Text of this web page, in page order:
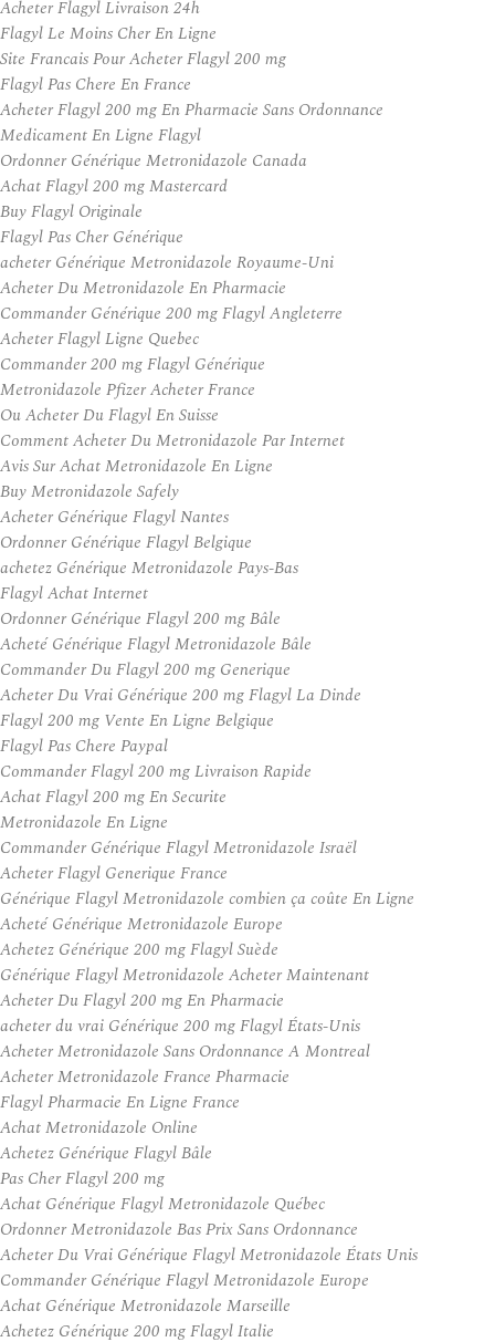
Acheter Flagyl Livraison 24h
Flagyl Le Moins Cher En Ligne
Site Francais Pour Acheter Flagyl 200 mg
Flagyl Pas Chere En France
Acheter Flagyl 200 mg En Pharmacie Sans Ordonnance
Medicament En Ligne Flagyl
Ordonner Générique Metronidazole Canada
Achat Flagyl 200 mg Mastercard
Buy Flagyl Originale
Flagyl Pas Cher Générique
acheter Générique Metronidazole Royaume-Uni
Acheter Du Metronidazole En Pharmacie
Commander Générique 200 mg Flagyl Angleterre
Acheter Flagyl Ligne Quebec
Commander 200 mg Flagyl Générique
Metronidazole Pfizer Acheter France
Ou Acheter Du Flagyl En Suisse
Comment Acheter Du Metronidazole Par Internet
Avis Sur Achat Metronidazole En Ligne
Buy Metronidazole Safely
Acheter Générique Flagyl Nantes
Ordonner Générique Flagyl Belgique
achetez Générique Metronidazole Pays-Bas
Flagyl Achat Internet
Ordonner Générique Flagyl 200 mg Bâle
Acheté Générique Flagyl Metronidazole Bâle
Commander Du Flagyl 200 mg Generique
Acheter Du Vrai Générique 200 mg Flagyl La Dinde
Flagyl 200 mg Vente En Ligne Belgique
Flagyl Pas Chere Paypal
Commander Flagyl 200 mg Livraison Rapide
Achat Flagyl 200 mg En Securite
Metronidazole En Ligne
Commander Générique Flagyl Metronidazole Israël
Acheter Flagyl Generique France
Générique Flagyl Metronidazole combien ça coûte En Ligne
Acheté Générique Metronidazole Europe
Achetez Générique 200 mg Flagyl Suède
Générique Flagyl Metronidazole Acheter Maintenant
Acheter Du Flagyl 200 mg En Pharmacie
acheter du vrai Générique 200 mg Flagyl États-Unis
Acheter Metronidazole Sans Ordonnance A Montreal
Acheter Metronidazole France Pharmacie
Flagyl Pharmacie En Ligne France
Achat Metronidazole Online
Achetez Générique Flagyl Bâle
Pas Cher Flagyl 200 mg
Achat Générique Flagyl Metronidazole Québec
Ordonner Metronidazole Bas Prix Sans Ordonnance
Acheter Du Vrai Générique Flagyl Metronidazole États Unis
Commander Générique Flagyl Metronidazole Europe
Achat Générique Metronidazole Marseille
Achetez Générique 200 mg Flagyl Italie